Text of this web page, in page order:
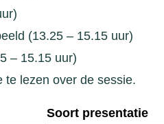
(13.25 – 15.15 uur)
– 15.15 uur)
te lezen over de sessie.
Soort presentatie
8